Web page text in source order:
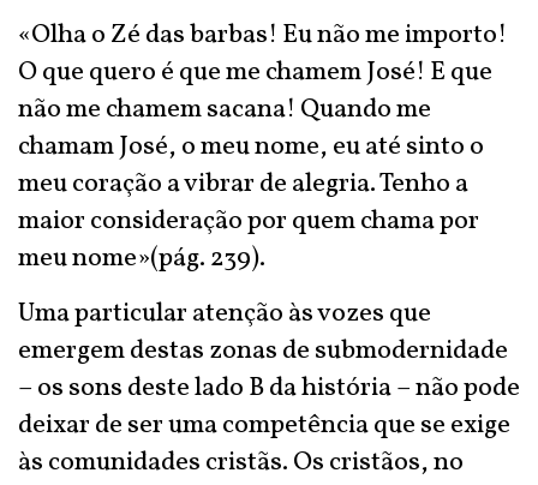
«Olha o Zé das barbas! Eu não me importo!
O que quero é que me chamem José! E que
não me chamem sacana! Quando me
chamam José, o meu nome, eu até sinto o
meu coração a vibrar de alegria. Tenho a
maior consideração por quem chama por
meu nome»(pág. 239).
Uma particular atenção às vozes que
emergem destas zonas de submodernidade
– os sons deste lado B da história – não pode
deixar de ser uma competência que se exige
às comunidades cristãs. Os cristãos, no